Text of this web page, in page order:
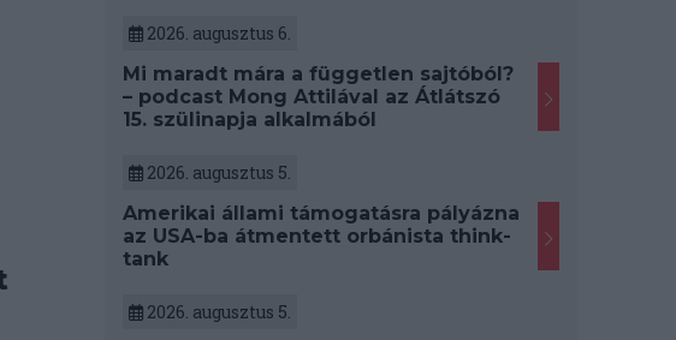
2026. augusztus 6.
Mi maradt mára a független sajtóból?
– podcast Mong Attilával az Átlátszó
15. szülinapja alkalmából
2026. augusztus 5.
Amerikai állami támogatásra pályázna
az USA-ba átmentett orbánista think-
tank
2026. augusztus 5.